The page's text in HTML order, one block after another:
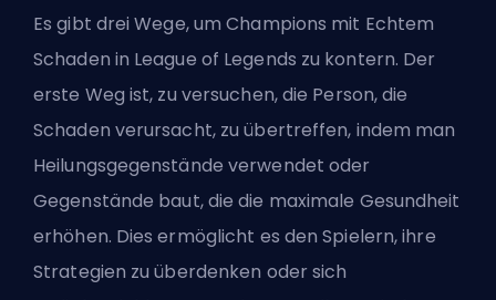
Es gibt drei Wege, um Champions mit Echtem
Schaden in League of Legends zu kontern. Der
erste Weg ist, zu versuchen, die Person, die
Schaden verursacht, zu übertreffen, indem man
Heilungsgegenstände verwendet oder
Gegenstände baut, die die maximale Gesundheit
erhöhen. Dies ermöglicht es den Spielern, ihre
Strategien zu überdenken oder sich